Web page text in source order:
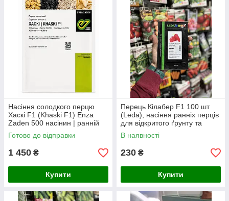
Насіння солодкого перцю
Хаскі F1 (Khaski F1) Enza
Zaden 500 насінин | ранній
високоврожайний перець для
теплиці та відкритого ґрун
Готово до відправки
1 450 ₴
Купити
Перець Кілабер F1 100 шт
(Leda), насіння ранніх перців
для відкритого ґрунту та
теплиць
В наявності
230 ₴
Купити